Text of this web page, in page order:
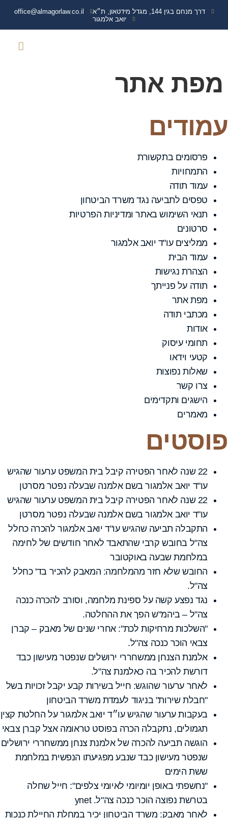
דרך מנחם בגין 144, מגדל מידטאון, ת״א
office@almagorlaw.co.il
יואב אלמגור
מפת אתר
עמודים
פרסומים בתקשורת
התמחויות
עמוד תודה
טפסים לתביעה נגד משרד הביטחון
תנאי השימוש באתר ומדיניות הפרטיות
סרטונים
ממליצים עו"ד יואב אלמגור
עמוד הבית
הצהרת נגישות
תודה על פנייתך
מפת אתר
מכתבי תודה
אודות
תחומי עיסוק
קטעי וידאו
שאלות נפוצות
צרו קשר
הישגים ותקדימים
מאמרים
פוסטים
22 שנה לאחר הפטירה קיבל בית המשפט ערעור שהגיש
עו"ד יואב אלמגור בשם אלמנה שבעלה נפטר מסרטן
22 שנה לאחר הפטירה קיבל בית המשפט ערעור שהגיש
עו"ד יואב אלמגור בשם אלמנה שבעלה נפטר מסרטן
התקבלה תביעה שהגיש עו"ד יואב אלמגור להכרה כחלל
צה"ל בחובש קרבי שהתאבד לאחר חודשים של לחימה
במלחמת שבעה באוקטובר
החובש שלא חזר מהמלחמה: המאבק להכיר בד' כחלל
צה"ל.
נגד נפצע קשה על ספינת מלחמה, וסורב להכרה כנכה
צה"ל – ביהמ"ש הפך את ההחלטה.
"השלכות מרחיקות לכת": אחרי שנים של מאבק – קברן
צבאי הוכר כנכה צה"ל.
אלמנת הצנחן ממשחררי ירושלים שנפטר מעישון כבד
דורשת להכיר בה כאלמנת צה"ל.
לאחר ערעור שהוגש: חייל בשירות קבע יקבל זכויות בשל
"חבלת שירות" בניגוד לעמדת משרד הביטחון
בעקבות ערעור שהגיש עו״ד יואב אלמגור על החלטת קצין
תגמולים, נתקבלה הכרה בפוסט טראומה אצל קברן צבאי
הוגשה תביעה להכרה של אלמנת צנחן ממשחררי ירושלים
שנפטר מעישון כבד שנבע מפגיעתו הנפשית במלחמת
ששת הימים
"נחשפתי באופן יומיומי לאיומי צלפים": חייל שחלה
בטרשת נפוצה הוכר כנכה צה"ל. ynet
לאחר מאבק: משרד הביטחון יכיר במחלת החיילת כנכות